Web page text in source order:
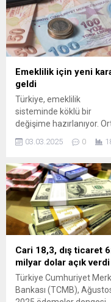
Emeklilik için yeni
geldi
Türkiye, emeklilik
sisteminde köklü bir
değişime hazırlanıyor.
Vadeli Program
geliştirilen Tamamlayıcı
emeklilere ikinci bir maaş
fırsatı sunarak yaşam
standartlarını
hedefliyor. SGK Uzmanı
Emin Yılmaz, milyonlarca
çalışanın merak ettiği
sistemin detaylarını ve
başlangıç tarihini açıkladı.
03.03.2025 0
Cari 18,3, dış ticaret
milyar dolar açık verdi
Türkiye Cumhuriyet
Bankası (TCMB),